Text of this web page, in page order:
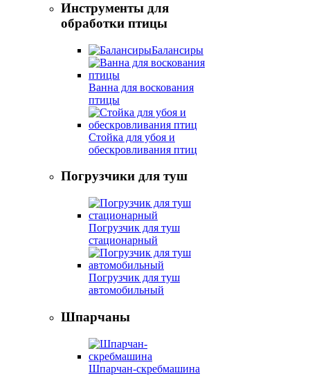
Инструменты для
обработки птицы
Балансиры
Ванна для воскования
птицы
Стойка для убоя и
обескровливания птиц
Погрузчики для туш
Погрузчик для туш
стационарный
Погрузчик для туш
автомобильный
Шпарчаны
Шпарчан-скребмашина